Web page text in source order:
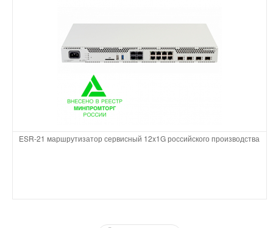
ESR-21 маршрутизатор сервисный 12x1G российского производства